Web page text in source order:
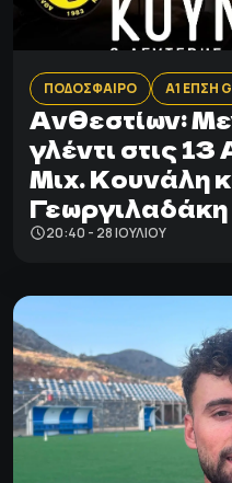
ΠΟΔΟΣΦΑΙΡΟ Α1 ΕΠΣΗ
Ανθεστίων:
γλέντι στις
Μιχ. Κουνάλη
Γεωργιλαδάκη
20:40 - 28 ΙΟΥΛΊΟΥ